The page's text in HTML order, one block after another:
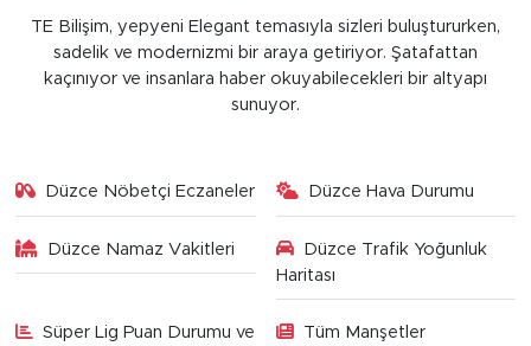
TE Bilişim, yepyeni Elegant temasıyla sizleri buluştururken,
sadelik ve modernizmi bir araya getiriyor. Şatafattan
kaçınıyor ve insanlara haber okuyabilecekleri bir altyapı
sunuyor.
Düzce Nöbetçi Eczaneler Düzce Hava Durumu
Düzce Namaz Vakitleri
Düzce Trafik Yoğunluk
Haritası
Süper Lig Puan Durumu ve Tüm Manşetler